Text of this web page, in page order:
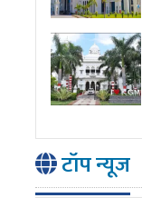
टॉप न्यूज